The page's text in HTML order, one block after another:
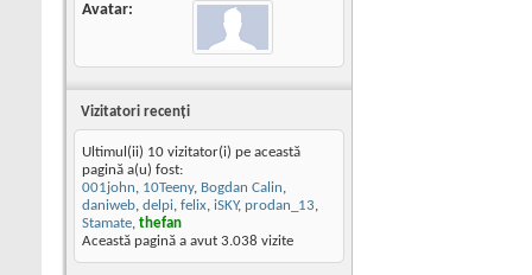
Avatar
Vizitatori recenţi
Ultimul(ii) 10 vizitator(i) pe această
pagină a(u) fost:
001john, 10Teeny, Bogdan Calin,
daniweb, delpi, felix, iSKY, prodan_13,
Stamate, thefan
Această pagină a avut 3.038 vizite